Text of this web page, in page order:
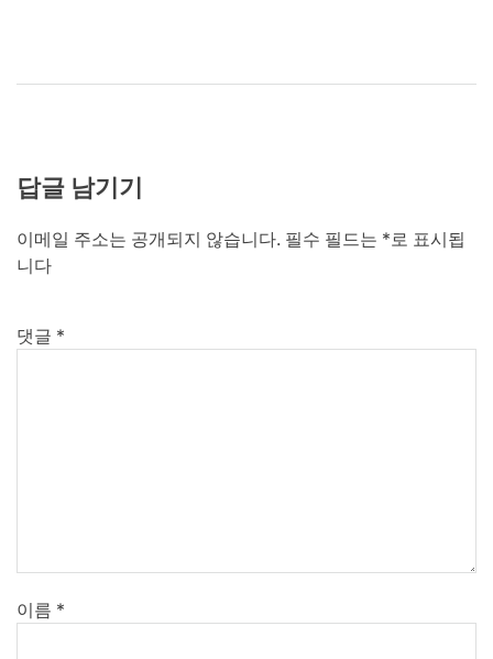
답글 남기기
이메일 주소는 공개되지 않습니다. 필수 필드는 *로 표시됩
니다
댓글 *
이름 *